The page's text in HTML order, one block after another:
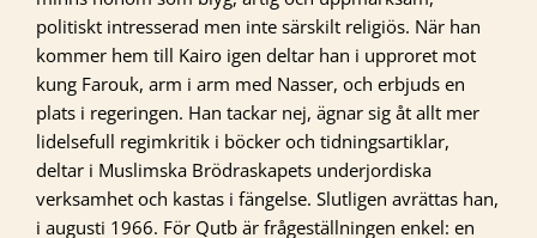
politiskt intresserad men inte särskilt religiös. När han
kommer hem till Kairo igen deltar han i upproret mot
kung Farouk, arm i arm med Nasser, och erbjuds en
plats i regeringen. Han tackar nej, ägnar sig åt allt mer
lidelsefull regimkritik i böcker och tidningsartiklar,
deltar i Muslimska Brödraskapets underjordiska
verksamhet och kastas i fängelse. Slutligen avrättas han,
i augusti 1966. För Qutb är frågeställningen enkel: en